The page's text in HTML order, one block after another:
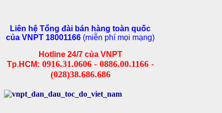
Liên hệ Tổng đài bán hàng toàn quốc
của VNPT 18001166 (miễn phí mọi mạng)
Hotline 24/7 của VNPT
Tp.HCM: 0916.31.0606 - 0886.00.1166 -
(028)38.686.686